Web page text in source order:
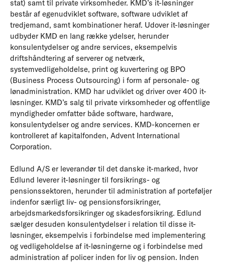
stat) samt til private virksomheder. KMD’s it-løsninger
består af egenudviklet software, software udviklet af
tredjemand, samt kombinationer heraf. Udover it-løsninger
udbyder KMD en lang række ydelser, herunder
konsulentydelser og andre services, eksempelvis
driftshåndtering af serverer og netværk,
systemvedligeholdelse, print og kuvertering og BPO
(Business Process Outsourcing) i form af personale- og
lønadministration. KMD har udviklet og driver over 400 it-
løsninger. KMD’s salg til private virksomheder og offentlige
myndigheder omfatter både software, hardware,
konsulentydelser og andre services. KMD-koncernen er
kontrolleret af kapitalfonden, Advent International
Corporation.
Edlund A/S er leverandør til det danske it-marked, hvor
Edlund leverer it-løsninger til forsikrings- og
pensionssektoren, herunder til administration af porteføljer
indenfor særligt liv- og pensionsforsikringer,
arbejdsmarkedsforsikringer og skadesforsikring. Edlund
sælger desuden konsulentydelser i relation til disse it-
løsninger, eksempelvis i forbindelse med implementering
og vedligeholdelse af it-løsningerne og i forbindelse med
administration af policer inden for liv og pension. Inden